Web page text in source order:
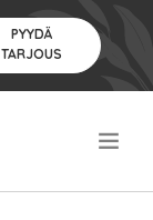
PYYDÄ
TARJOUS